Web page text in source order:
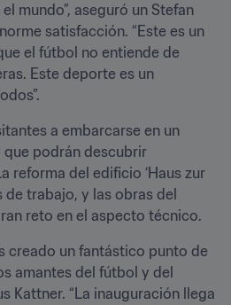
mundo”, aseguró un Stefan
satisfacción. “Este es un
el fútbol no entiende de
Este deporte es un
a embarcarse en un
podrán descubrir
reforma del edificio ‘Haus zur
de trabajo, y las obras del
reto en el aspecto técnico.
creado un fantástico punto de
amantes del fútbol y del
Kattner. “La inauguración llega